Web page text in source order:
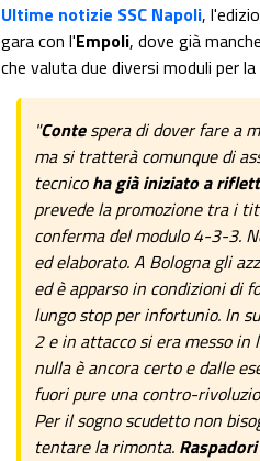
Ultime notizie SSC Napoli,
gara con l'Empoli, dove già
che valuta due diversi moduli per
"Contespera di dover fare a
ma si tratterà comunque di
tecnicoha già iniziato a
prevede la promozione tra i
conferma del modulo 4-3-3.
ed elaborato. A Bologna gli
ed è apparso in condizioni di
lungo stop per infortunio. In
2 e in attacco si era messo in
nulla è ancora certo e dalle
fuori pure una contro-
Per il sogno scudetto non
tentare la rimonta.